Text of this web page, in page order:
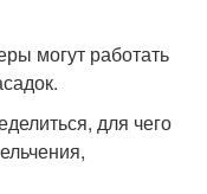
могут работать
для чего